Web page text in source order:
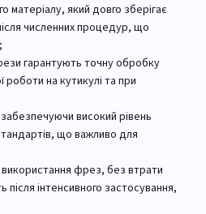
матеріалу, який довго зберігає
численних процедур, що
гарантують точну обробку
роботи на кутикулі та при
високий рівень
що важливо для
фрез, без втрати
після інтенсивного застосування,